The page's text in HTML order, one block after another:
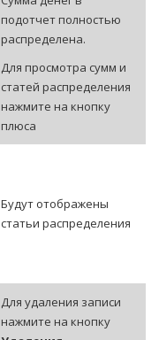
подотчет полностью
распределена.
Для просмотра сумм и
статей распределения
нажмите на кнопку
плюса
Будут отображены
статьи распределения
Для удаления записи
нажмите на кнопку